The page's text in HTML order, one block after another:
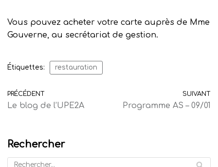
Vous pouvez acheter votre carte auprès de Mme
Gouverne, au secrétariat de gestion.
Étiquettes: restauration
PRÉCÉDENT
Le blog de l’UPE2A
SUIVANT
Programme AS – 09/01
Rechercher